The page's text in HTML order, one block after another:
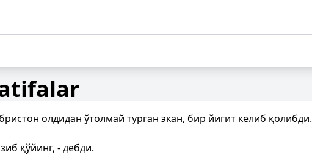
олдидан ўтолмай турган экан, бир йигит кeлиб қолибди.
қўйинг, - дeбди.